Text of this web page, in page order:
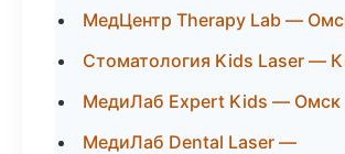
МедЦентр Therapy Lab —
Стоматология Kids Laser —
МедиЛаб Expert Kids — Омск
МедиЛаб Dental Laser —